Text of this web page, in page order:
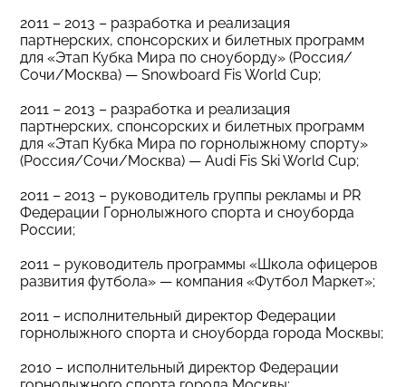
2011 – 2013 – разработка и реализация
партнерских, спонсорских и билетных программ
для «Этап Кубка Мира по сноуборду» (Россия/
Сочи/Москва) — Snowboard Fis World Cup;
2011 – 2013 – разработка и реализация
партнерских, спонсорских и билетных программ
для «Этап Кубка Мира по горнолыжному спорту»
(Россия/Сочи/Москва) — Audi Fis Ski World Cup;
2011 – 2013 – руководитель группы рекламы и PR
Федерации Горнолыжного спорта и сноуборда
России;
2011 – руководитель программы «Школа офицеров
развития футбола» — компания «Футбол Маркет»;
2011 – исполнительный директор Федерации
горнолыжного спорта и сноуборда города Москвы;
2010 – исполнительный директор Федерации